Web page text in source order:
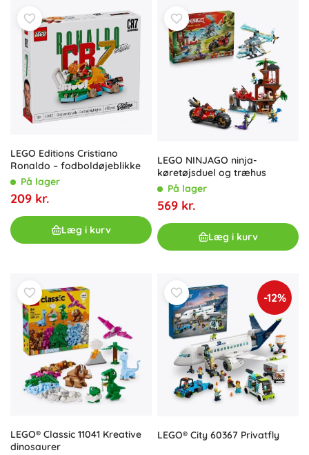
LEGO Editions Cristiano
Ronaldo – fodboldøjeblikke
På lager
209 kr.
Læg i kurv
LEGO NINJAGO ninja-
køretøjsduel og træhus
På lager
569 kr.
Læg i kurv
LEGO® Classic 11041 Kreative
dinosaurer
-12%
LEGO® City 60367 Privatfly